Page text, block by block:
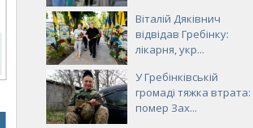
Віталій Дяківнич
відвідав Гребінку:
лікарня, укр...
У Гребінківській
громаді тяжка втрата:
помер Зах...